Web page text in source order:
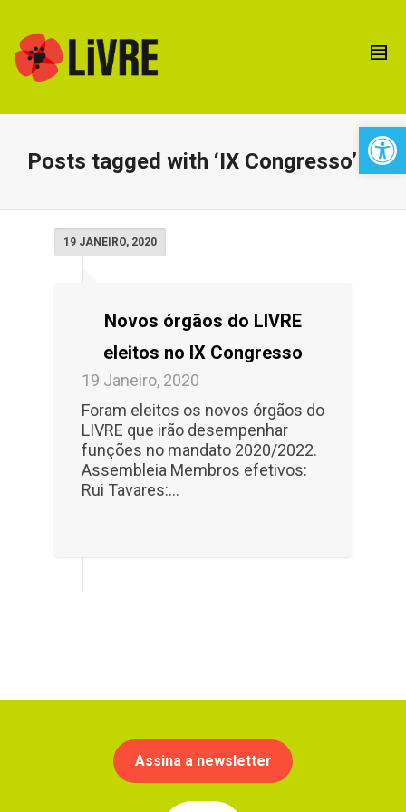
Posts tagged with ‘IX Congresso’
19 JANEIRO, 2020
Novos órgãos do LIVRE
eleitos no IX Congresso
19 Janeiro, 2020
Foram eleitos os novos órgãos do
LIVRE que irão desempenhar
funções no mandato 2020/2022.
Assembleia Membros efetivos:
Rui Tavares:...
Assina a newsletter